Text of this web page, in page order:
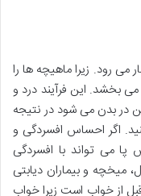
می رود. زیرا ماهیچه ها را
بخشد. این فرآیند درد و
در بدن می شود در نتیجه
اگر احساس افسردگی و
می تواند با افسردگی
میخچه و بیماران دیابتی
از خواب است زیرا خواب